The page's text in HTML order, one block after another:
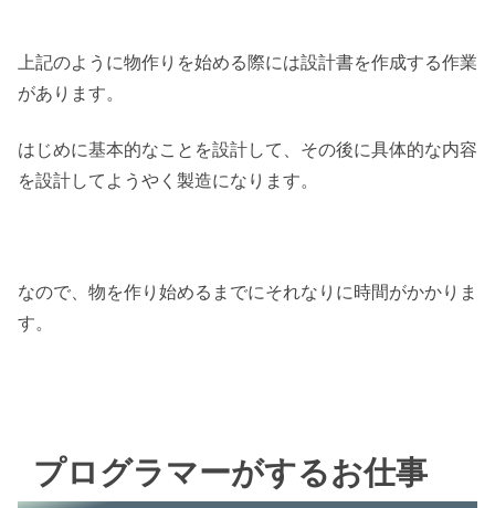
上記のように物作りを始める際には設計書を作成する作業
があります。
はじめに基本的なことを設計して、その後に具体的な内容
を設計してようやく製造になります。
なので、物を作り始めるまでにそれなりに時間がかかりま
す。
プログラマーがするお仕事